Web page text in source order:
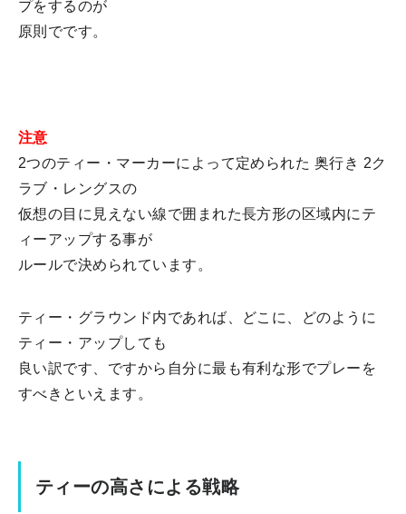
プをするのが
原則でです。
注意
2つのティー・マーカーによって定められた 奥行き 2ク
ラブ・レングスの
仮想の目に見えない線で囲まれた長方形の区域内にテ
ィーアップする事が
ルールで決められています。
ティー・グラウンド内であれば、どこに、どのように
ティー・アップしても
良い訳です、ですから自分に最も有利な形でプレーを
すべきといえます。
ティーの高さによる戦略